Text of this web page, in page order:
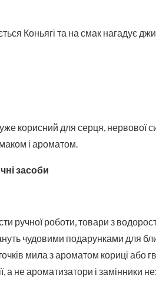
Коньягі та на смак нагадує
корисний для серця, нервової
і ароматом.
засоби
ручної роботи, товари з
чудовими подарунками для
мила з ароматом кориці або
а не ароматизатори і замінники